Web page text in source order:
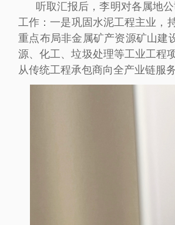
听取汇报后，李明对各属地
工作：一是巩固水泥工程主业，
重点布局非金属矿产资源矿山建
源、化工、垃圾处理等工业工程
从传统工程承包商向全产业链服